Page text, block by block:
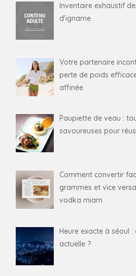
Inventaire exhaustif
d’igname
Votre partenaire
perte de poids
affinée
Paupiette de veau :
savoureuses pour
Comment convertir
grammes et vice
vodka miam
Heure exacte à séoul :
actuelle ?